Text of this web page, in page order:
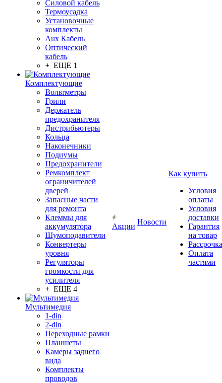
Силовой кабель
Термоусадка
Установочные
комплекты
Aux Кабель
Оптический
кабель
+ ЕЩЕ 1
Комплектующие
Вольтметры
Грили
Держатель
предохранителя
Дистрибьютеры
Кольца
Наконечники
Подиумы
Предохранители
Ремкомплект
ограничителей
дверей
Запасные части
для ремонта
Клеммы для
аккумулятора
Шумоподавители
Конвертеры
уровня
Регуляторы
громкости для
усилителя
+ ЕЩЕ 4
Мультимедия
1-din
2-din
Переходные рамки
Планшеты
Камеры заднего
вида
Комплекты
проводов
Акции
Новости
Как купить
Условия
оплаты
Условия
доставки
Гарантия
на товар
Рассрочка
Оплата
частями